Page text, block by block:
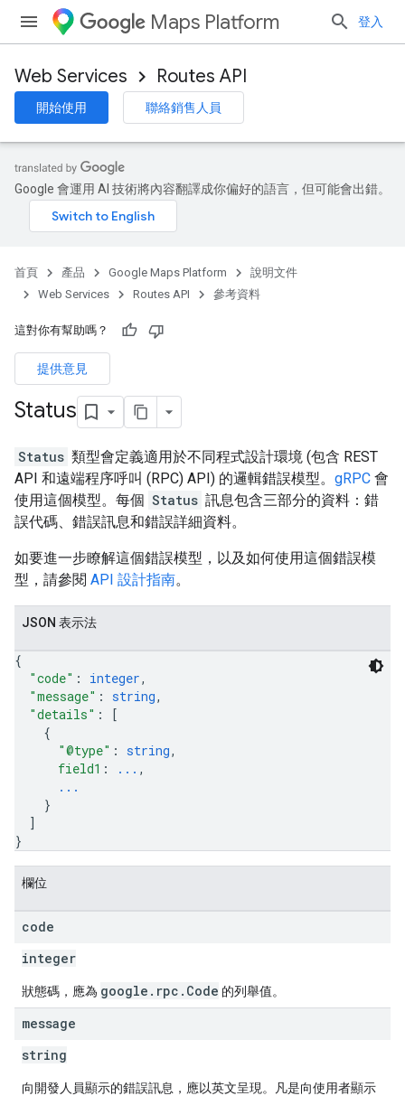
Maps Platform 登入
Web Services Routes API
開始使用 聯絡銷售人員
Google 會運用 AI 技術將內容翻譯成你偏好的語言，但可能會出錯。
首頁 產品 Google Maps Platform
說明文件
Web Services
Routes API 參考資料
這對你有幫助嗎？
提供意見
Status
Status 類型會定義適用於不同程式設計環境 (包含 REST
API 和遠端程序呼叫 (RPC) API) 的邏輯錯誤模型。 gRPC 會
使用這個模型。每個 Status 訊息包含三部分的資料：錯
誤代碼、錯誤訊息和錯誤詳細資料。
如要進一步瞭解這個錯誤模型，以及如何使用這個錯誤模
型，請參閱 API 設計指南。
JSON 表示法
{
"code" : integer,
"message" : string,
"details" :
[
{
"@type" : string,
field1 : ... ,
...
}
]
}
欄位
code
integer
狀態碼，應為 google.rpc.Code 的列舉值。
message
string
向開發人員顯示的錯誤訊息，應以英文呈現。凡是向使用者顯示